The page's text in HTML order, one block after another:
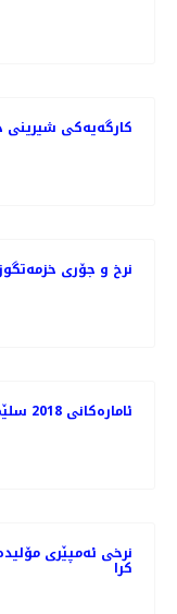
كارگه‌یه‌كی شیرینی
ئاماره‌كانی 2018 سلێمانی راگه‌یه‌ندرا
نرخی ئەمپێری
كرا